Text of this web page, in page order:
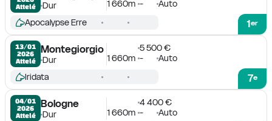
Attelé
Dur
1 660m - Auto
1er
Apocalypse Erre
13/01
2026
Attelé
Montegiorgio
Dur
5 500 €
1 660m - Auto
7e
Iridata
04/01
2026
Attelé
Bologne
Dur
4 400 €
1 660m - Auto